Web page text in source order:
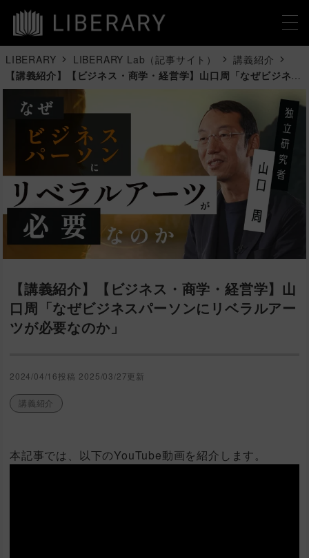
LIBERARY LIBERARY Lab（記事サイト）
講義紹介
【講義紹介】【ビジネス・商学・経営学】山口周「なぜビジネス
パーソンにリベラルアーツが必要なのか」
【講義紹介】【ビジネス・商学・経営学】山
口周「なぜビジネスパーソンにリベラルアー
ツが必要なのか」
2024/04/16投稿 2025/03/27更新
講義紹介
本記事では、以下のYouTube動画を紹介します。